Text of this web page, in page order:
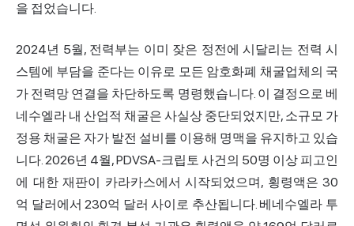
을 접었습니다.
2024년 5월, 전력부는 이미 잦은 정전에 시달리는 전력 시
스템에 부담을 준다는 이유로 모든 암호화폐 채굴업체의 국
가 전력망 연결을 차단하도록 명령했습니다. 이 결정으로 베
네수엘라 내 산업적 채굴은 사실상 중단되었지만, 소규모 가
정용 채굴은 자가 발전 설비를 이용해 명맥을 유지하고 있습
니다. 2026년 4월, PDVSA-크립토 사건의 50명 이상 피고인
에 대한 재판이 카라카스에서 시작되었으며, 횡령액은 30
억 달러에서 230억 달러 사이로 추산됩니다. 베네수엘라 투